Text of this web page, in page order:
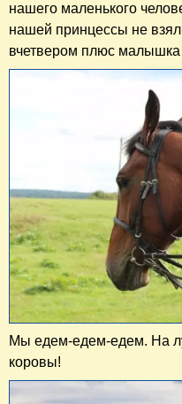
нашего маленького
нашей принцессы не
вчетвером плюс малышка
Мы едем-едем-едем. На
коровы!